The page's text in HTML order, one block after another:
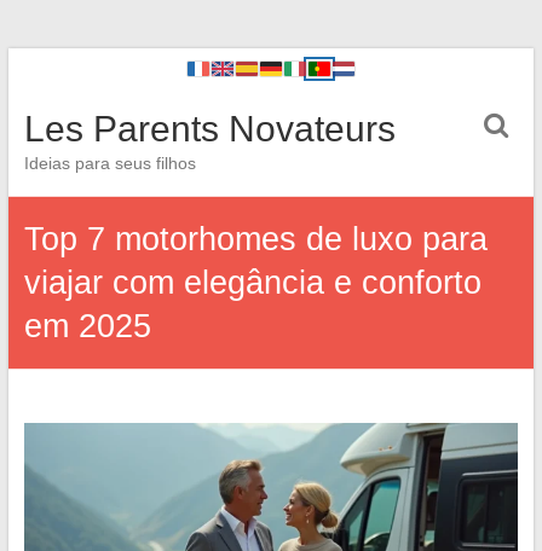
Les Parents Novateurs
Ideias para seus filhos
Top 7 motorhomes de luxo para
viajar com elegância e conforto
em 2025